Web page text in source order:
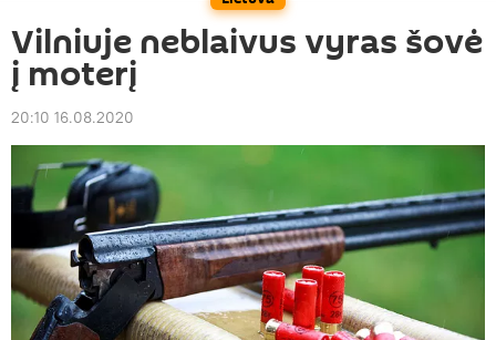
Vilniuje neblaivus vyras šovė
į moterį
20:10 16.08.2020